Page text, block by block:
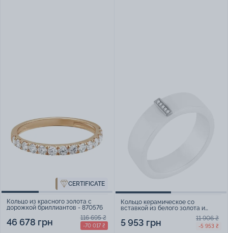
CERTIFICATE
Кольцо из красного золота с
дорожкой бриллиантов - 870576
46 678 грн 116 695 ₴
-70 017 ₴
Кольцо керамическое со
вставкой из белого золота и
дорожкой бриллиантов - 2111784
5 953 грн 11 906 ₴
-5 953 ₴